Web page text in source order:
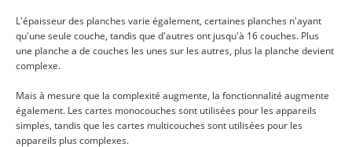
L'épaisseur des planches varie également, certaines planches n'ayant
qu'une seule couche, tandis que d'autres ont jusqu'à 16 couches. Plus
une planche a de couches les unes sur les autres, plus la planche devient
complexe.
Mais à mesure que la complexité augmente, la fonctionnalité augmente
également. Les cartes monocouches sont utilisées pour les appareils
simples, tandis que les cartes multicouches sont utilisées pour les
appareils plus complexes.